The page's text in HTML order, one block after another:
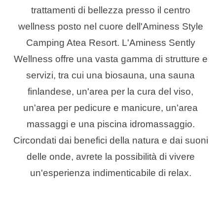
trattamenti di bellezza presso il centro
wellness posto nel cuore dell'Aminess Style
Camping Atea Resort. L'Aminess Sently
Wellness offre una vasta gamma di strutture e
servizi, tra cui una biosauna, una sauna
finlandese, un'area per la cura del viso,
un'area per pedicure e manicure, un'area
massaggi e una piscina idromassaggio.
Circondati dai benefici della natura e dai suoni
delle onde, avrete la possibilità di vivere
un'esperienza indimenticabile di relax.